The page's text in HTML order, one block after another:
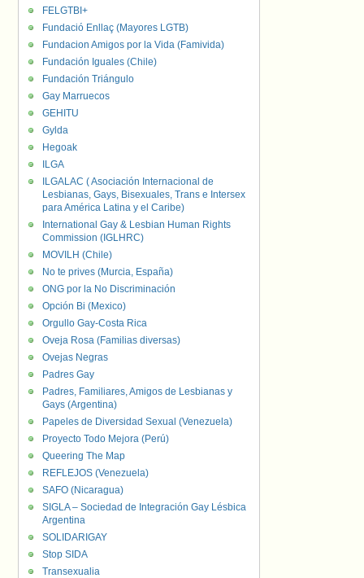
FELGTBI+
Fundació Enllaç (Mayores LGTB)
Fundacion Amigos por la Vida (Famivida)
Fundación Iguales (Chile)
Fundación Triángulo
Gay Marruecos
GEHITU
Gylda
Hegoak
ILGA
ILGALAC ( Asociación Internacional de
Lesbianas, Gays, Bisexuales, Trans e Intersex
para América Latina y el Caribe)
International Gay & Lesbian Human Rights
Commission (IGLHRC)
MOVILH (Chile)
No te prives (Murcia, España)
ONG por la No Discriminación
Opción Bi (Mexico)
Orgullo Gay-Costa Rica
Oveja Rosa (Familias diversas)
Ovejas Negras
Padres Gay
Padres, Familiares, Amigos de Lesbianas y
Gays (Argentina)
Papeles de Diversidad Sexual (Venezuela)
Proyecto Todo Mejora (Perú)
Queering The Map
REFLEJOS (Venezuela)
SAFO (Nicaragua)
SIGLA – Sociedad de Integración Gay Lésbica
Argentina
SOLIDARIGAY
Stop SIDA
Transexualia